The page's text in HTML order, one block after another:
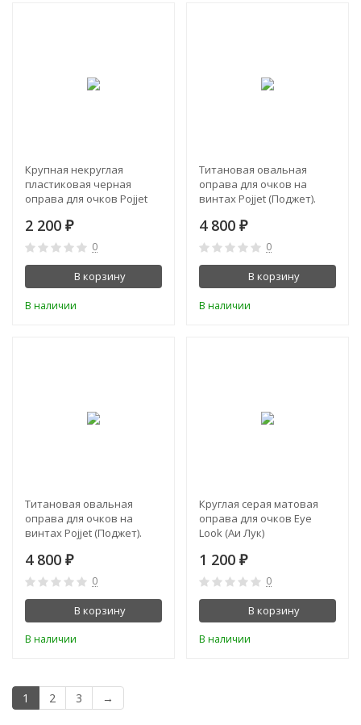
Крупная некруглая
пластиковая черная
оправа для очков Pojjet
2 200 ₽
0
В корзину
В наличии
Титановая овальная
оправа для очков на
винтах Pojjet (Поджет).
4 800 ₽
0
В корзину
В наличии
Титановая овальная
оправа для очков на
винтах Pojjet (Поджет).
4 800 ₽
0
В корзину
В наличии
Круглая серая матовая
оправа для очков Eye
Look (Аи Лук)
1 200 ₽
0
В корзину
В наличии
1 2 3 →